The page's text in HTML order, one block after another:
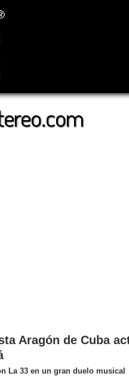
Aragón de Cuba
La 33 en un gran duelo musical